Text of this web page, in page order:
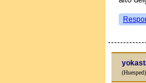
(Huesped)